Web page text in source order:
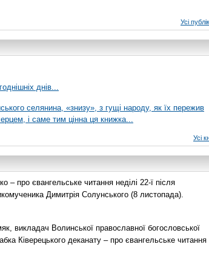
Усі
днів...
селянина, «знизу», з гущі народу, як їх пережив
і саме тим цінна ця книжка...
Усі
– про євангельське читання неділі 22-ї після
Димитрія Солунського (8 листопада).
викладач Волинської православної богословської
Ківерецького деканату – про євангельське читання